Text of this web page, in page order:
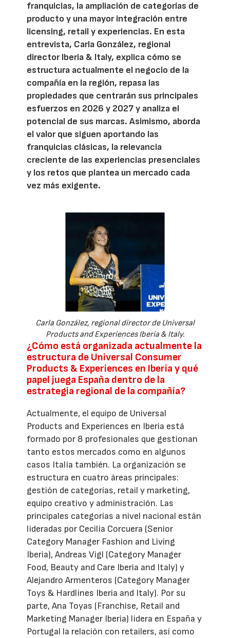
franquicias, la ampliación de categorías de
producto y una mayor integración entre
licensing, retail y experiencias. En esta
entrevista, Carla González, regional
director Iberia & Italy, explica cómo se
estructura actualmente el negocio de la
compañía en la región, repasa las
propiedades que centrarán sus principales
esfuerzos en 2026 y 2027 y analiza el
potencial de sus marcas. Asimismo, aborda
el valor que siguen aportando las
franquicias clásicas, la relevancia
creciente de las experiencias presenciales
y los retos que plantea un mercado cada
vez más exigente.
Carla González, regional director de Universal
Products and Experiences Iberia & Italy.
¿Cómo está organizada actualmente la
estructura de Universal Consumer
Products & Experiences en Iberia y qué
papel juega España dentro de la
estrategia regional de la compañía?
Actualmente, el equipo de Universal
Products and Experiences en Iberia está
formado por 8 profesionales que gestionan
tanto estos mercados como en algunos
casos Italia también. La organización se
estructura en cuatro áreas principales:
gestión de categorías, retail y marketing,
equipo creativo y administración. Las
principales categorías a nivel nacional están
lideradas por Cecilia Corcuera (Senior
Category Manager Fashion and Living
Iberia), Andreas Vigl (Category Manager
Food, Beauty and Care Iberia and Italy) y
Alejandro Armenteros (Category Manager
Toys & Hardlines Iberia and Italy). Por su
parte, Ana Toyas (Franchise, Retail and
Marketing Manager Iberia) lidera en España y
Portugal la relación con retailers, así como